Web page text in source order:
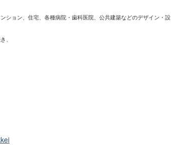
ション、住宅、各種病院・歯科医院、公共建築などのデザイン・設
、